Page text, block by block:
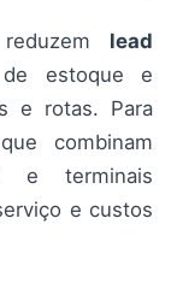
lead
de estoque e
e rotas. Para
combinam
e terminais
e custos